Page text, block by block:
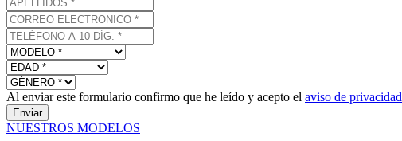
Al enviar este formulario confirmo que he leído y acepto el aviso de privacidad
Enviar
NUESTROS MODELOS